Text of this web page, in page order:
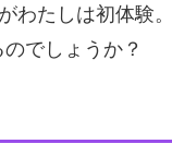
わたしは初体験
でしょうか？